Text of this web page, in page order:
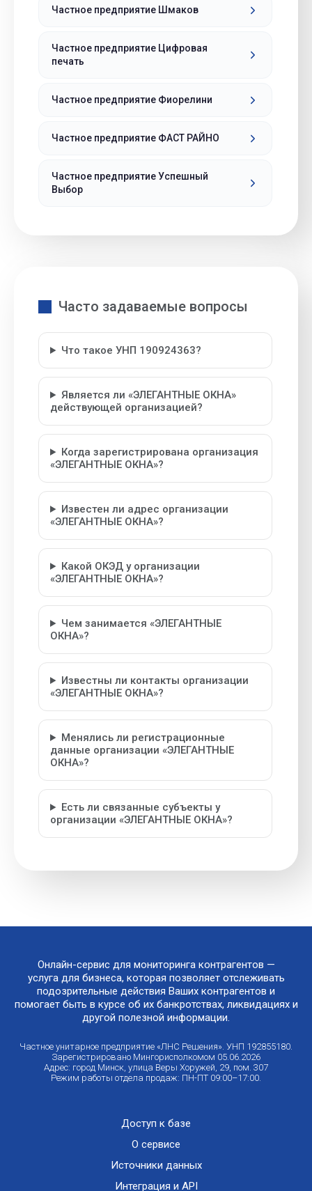
Частное предприятие Шмаков
Частное предприятие Цифровая
печать
Частное предприятие Фиорелини
Частное предприятие ФАСТ РАЙНО
Частное предприятие Успешный
Выбор
Часто задаваемые вопросы
Что такое УНП 190924363?
Является ли «ЭЛЕГАНТНЫЕ ОКНА»
действующей организацией?
Когда зарегистрирована организация
«ЭЛЕГАНТНЫЕ ОКНА»?
Известен ли адрес организации
«ЭЛЕГАНТНЫЕ ОКНА»?
Какой ОКЭД у организации
«ЭЛЕГАНТНЫЕ ОКНА»?
Чем занимается «ЭЛЕГАНТНЫЕ
ОКНА»?
Известны ли контакты организации
«ЭЛЕГАНТНЫЕ ОКНА»?
Менялись ли регистрационные
данные организации «ЭЛЕГАНТНЫЕ
ОКНА»?
Есть ли связанные субъекты у
организации «ЭЛЕГАНТНЫЕ ОКНА»?
Онлайн-сервис для мониторинга контрагентов —
услуга для бизнеса, которая позволяет отслеживать
подозрительные действия Ваших контрагентов и
помогает быть в курсе об их банкротствах, ликвидациях и
другой полезной информации.
Частное унитарное предприятие «ЛНС Решения». УНП 192855180.
Зарегистрировано Мингорисполкомом 05.06.2026
Адрес: город Минск, улица Веры Хоружей, 29, пом. 307
Режим работы отдела продаж: ПН-ПТ 09:00–17:00.
Доступ к базе
О сервисе
Источники данных
Интеграция и API